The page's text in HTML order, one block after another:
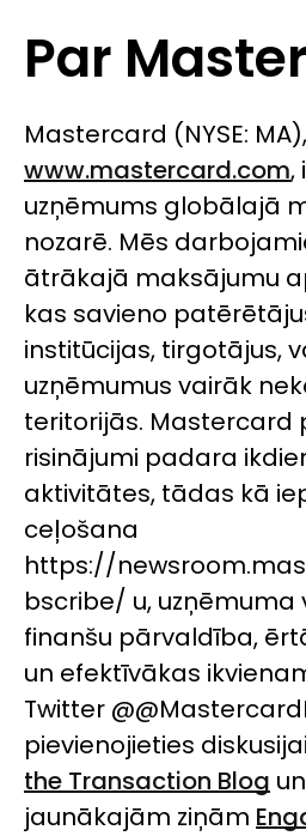
Par
Mastercard (NYSE: MA),
www.mastercard.com,
uzņēmums globālajā
nozarē. Mēs
ātrākajā maksājumu
kas savieno
institūcijas, tirgotājus,
uzņēmumus vairāk
teritorijās. Mastercard
risinājumi padara
aktivitātes, tādas kā
ceļošana
https://
bscribe/ u, uzņēmuma
finanšu pārvaldība,
un efektīvākas
Twitter
pievienojieties
the Transaction Blog
jaunākajām ziņām